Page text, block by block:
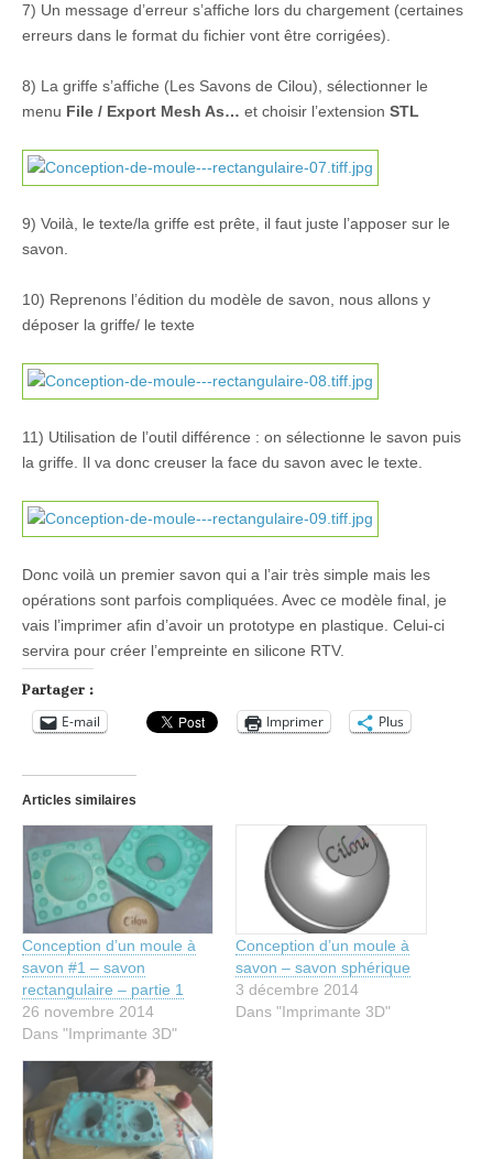
7) Un message d’erreur s’affiche lors du chargement (certaines
erreurs dans le format du fichier vont être corrigées).
8) La griffe s’affiche (Les Savons de Cilou), sélectionner le
menu File / Export Mesh As… et choisir l’extension STL
9) Voilà, le texte/la griffe est prête, il faut juste l’apposer sur le
savon.
10) Reprenons l’édition du modèle de savon, nous allons y
déposer la griffe/ le texte
11) Utilisation de l’outil différence : on sélectionne le savon puis
la griffe. Il va donc creuser la face du savon avec le texte.
Donc voilà un premier savon qui a l’air très simple mais les
opérations sont parfois compliquées. Avec ce modèle final, je
vais l’imprimer afin d’avoir un prototype en plastique. Celui-ci
servira pour créer l’empreinte en silicone RTV.
Partager :
E-mail Imprimer Plus
Articles similaires
Conception d’un moule à
savon #1 – savon
rectangulaire – partie 1
26 novembre 2014
Dans "Imprimante 3D"
Conception d’un moule à
savon – savon sphérique
3 décembre 2014
Dans "Imprimante 3D"